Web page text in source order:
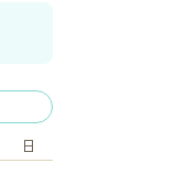
日